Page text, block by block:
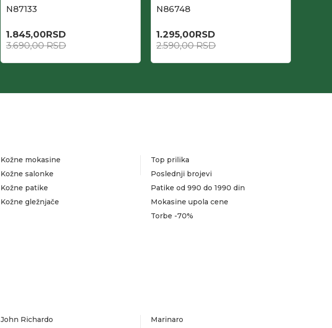
N87133
1.845,00RSD
3.690,00RSD
N86748
1.295,00RSD
2.590,00RSD
Kožne mokasine
Kožne salonke
Kožne patike
Kožne gležnjače
Top prilika
Poslednji brojevi
Patike od 990 do 1990 din
Mokasine upola cene
Torbe -70%
John Richardo
Marinaro